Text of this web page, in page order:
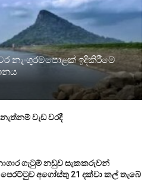
නැංගුරම්පොළක් ඉදිකිරීමේ
වැඩ වරදී
ගැටුම් නඩුව සැකකරුවන්
අගෝස්තු 21 දක්වා කල් තැබේ